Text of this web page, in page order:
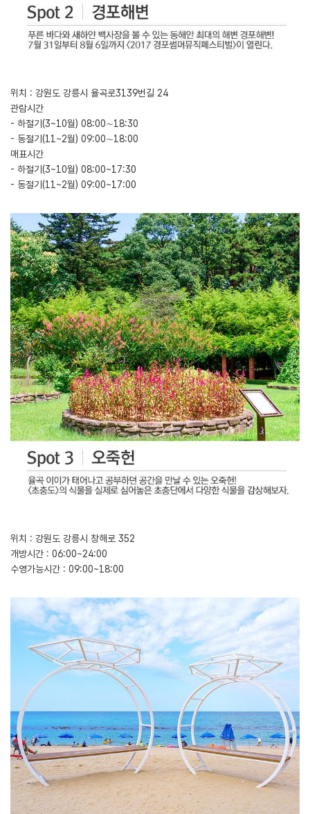
위치 : 강원도 강릉시 율곡로3139번길 24
관람시간
- 하절기(3~10월) 08:00∼18:30
- 동절기(11~2월) 09:00∼18:00
매표시간
- 하절기(3~10월) 08:00~17:30
- 동절기(11~2월) 09:00~17:00
위치 : 강원도 강릉시 창해로 352
개방시간 : 06:00~24:00
수영가능시간 : 09:00~18:00